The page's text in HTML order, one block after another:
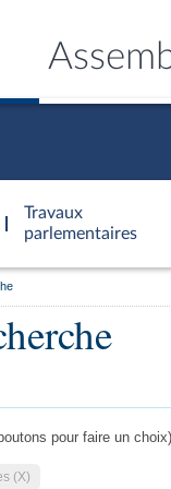
Travaux
parlementaires
pour faire un choix)
(X)